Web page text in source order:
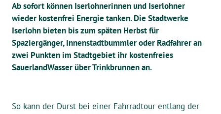
Ab sofort können Iserlohnerinnen und Iserlohner
wieder kostenfrei Energie tanken. Die Stadtwerke
Iserlohn bieten bis zum späten Herbst für
Spaziergänger, Innenstadtbummler oder Radfahrer an
zwei Punkten im Stadtgebiet ihr kostenfreies
SauerlandWasser über Trinkbrunnen an.
So kann der Durst bei einer Fahrradtour entlang der